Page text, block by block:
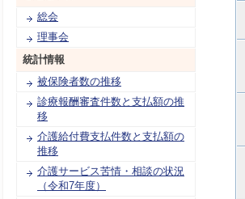
総会
理事会
統計情報
被保険者数の推移
診療報酬審査件数と支払額の推
移
介護給付費支払件数と支払額の
推移
介護サービス苦情・相談の状況
（令和7年度）